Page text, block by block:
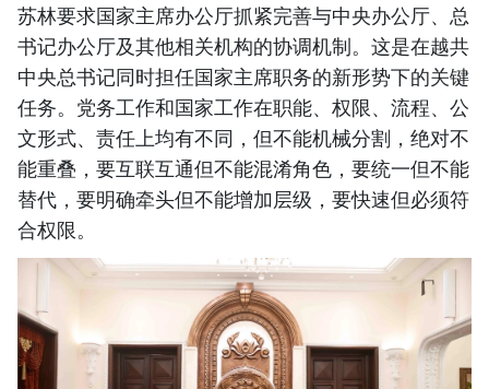
苏林要求国家主席办公厅抓紧完善与中央办公厅、总
书记办公厅及其他相关机构的协调机制。这是在越共
中央总书记同时担任国家主席职务的新形势下的关键
任务。党务工作和国家工作在职能、权限、流程、公
文形式、责任上均有不同，但不能机械分割，绝对不
能重叠，要互联互通但不能混淆角色，要统一但不能
替代，要明确牵头但不能增加层级，要快速但必须符
合权限。